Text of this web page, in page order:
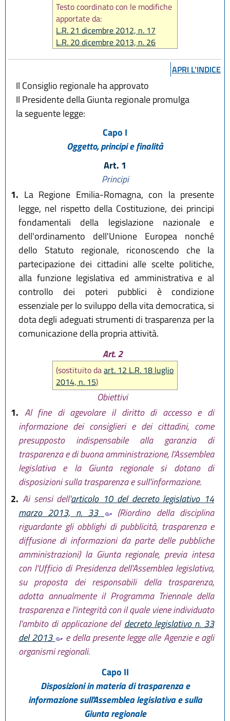
Testo coordinato con le modifiche
apportate da:
L.R. 21 dicembre 2012, n. 17
L.R. 20 dicembre 2013, n. 26
APRI L'INDICE
Il Consiglio regionale ha approvato
Il Presidente della Giunta regionale promulga
la seguente legge:
Capo I
Oggetto, principi e finalità
Art. 1
Principi
1. La Regione Emilia-Romagna, con la presente
legge, nel rispetto della Costituzione, dei principi
fondamentali della legislazione nazionale e
dell'ordinamento dell'Unione Europea nonché
dello Statuto regionale, riconoscendo che la
partecipazione dei cittadini alle scelte politiche,
alla funzione legislativa ed amministrativa e al
controllo dei poteri pubblici è condizione
essenziale per lo sviluppo della vita democratica, si
dota degli adeguati strumenti di trasparenza per la
comunicazione della propria attività.
Art. 2
(sostituito daart. 12 L.R. 18 luglio
2014, n. 15)
Obiettivi
1. Al fine di agevolare il diritto di accesso e di
informazione dei consiglieri e dei cittadini, come
presupposto indispensabile alla garanzia di
trasparenza e di buona amministrazione, l'Assemblea
legislativa e la Giunta regionale si dotano di
disposizioni sulla trasparenza e sull'informazione.
2. Ai sensi dell'articolo 10 del decreto legislativo 14
marzo 2013, n. 33
(Riordino della disciplina
riguardante gli obblighi di pubblicità, trasparenza e
diffusione di informazioni da parte delle pubbliche
amministrazioni) la Giunta regionale, previa intesa
con l'Ufficio di Presidenza dell'Assemblea legislativa,
su proposta dei responsabili della trasparenza,
adotta annualmente il Programma Triennale della
trasparenza e l'integrità con il quale viene individuato
l'ambito di applicazione del decreto legislativo n. 33
del 2013
e della presente legge alle Agenzie e agli
organismi regionali.
Capo II
Disposizioni in materia di trasparenza e
informazione sull'Assemblea legislativa e sulla
Giunta regionale